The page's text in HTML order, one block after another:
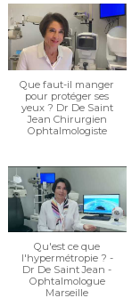
Que faut-il manger
pour protéger ses
yeux ? Dr De Saint
Jean Chirurgien
Ophtalmologiste
Qu'est ce que
l'hypermétropie ? -
Dr De Saint Jean -
Ophtalmologue
Marseille